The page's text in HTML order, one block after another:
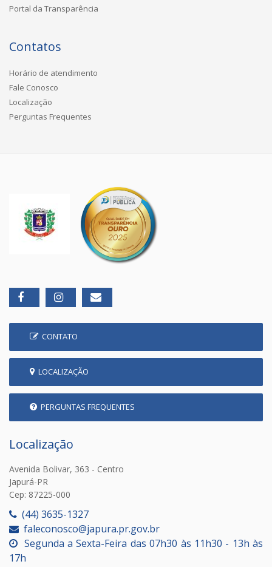
Portal da Transparência
Contatos
Horário de atendimento
Fale Conosco
Localização
Perguntas Frequentes
CONTATO
LOCALIZAÇÃO
PERGUNTAS FREQUENTES
Localização
Avenida Bolivar, 363 - Centro
Japurá-PR
Cep: 87225-000
(44) 3635-1327
faleconosco@japura.pr.gov.br
Segunda a Sexta-Feira das 07h30 às 11h30 - 13h às
17h